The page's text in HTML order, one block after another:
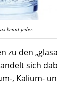
kennt jeder.
zu den
sich
, Kalium-